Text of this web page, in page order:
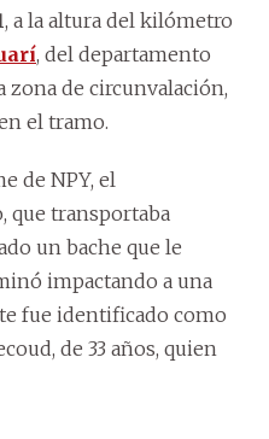
, a la altura del kilómetro
, del departamento
de circunvalación,
el tramo.
de NPY, el
que transportaba
un bache que le
impactando a una
fue identificado como
de 33 años, quien